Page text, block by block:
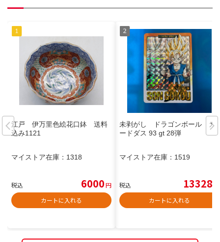
江戸 伊万里色絵花口鉢 送料
込み1121
マイストア在庫： 1318
税込 6000円
カートに入れる
未剥がし ドラゴンボール カ
ードダス 93 gt 28弾
マイストア在庫： 1519
税込 13328
カートに入れる